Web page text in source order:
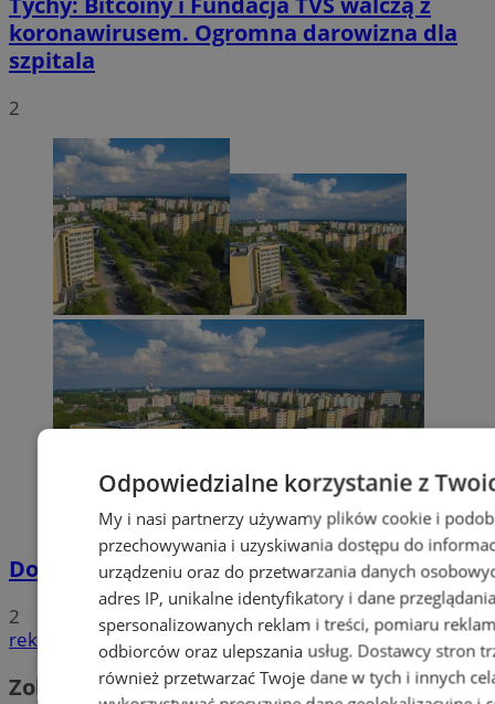
koronawirusem. Ogromna darowizna dla
szpitala
2
Dowody osobiste z odciskami palców
2
reklama
Zobacz również
Odpowiedzialne korzystanie z
My i nasi partnerzy używamy plików cookie i
przechowywania i uzyskiwania dostępu do
urządzeniu oraz do przetwarzania danych
adres IP, unikalne identyfikatory i dane
spersonalizowanych reklam i treści, pomiaru
odbiorców oraz ulepszania usług. Dostawcy stron
również przetwarzać Twoje dane w tych i innych